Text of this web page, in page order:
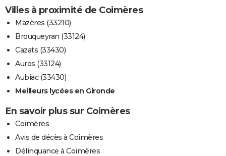
Villes à proximité de Coimères
Mazères (33210)
Brouqueyran (33124)
Cazats (33430)
Auros (33124)
Aubiac (33430)
Meilleurs lycées en Gironde
En savoir plus sur Coimères
Coimères
Avis de décès à Coimères
Délinquance à Coimères